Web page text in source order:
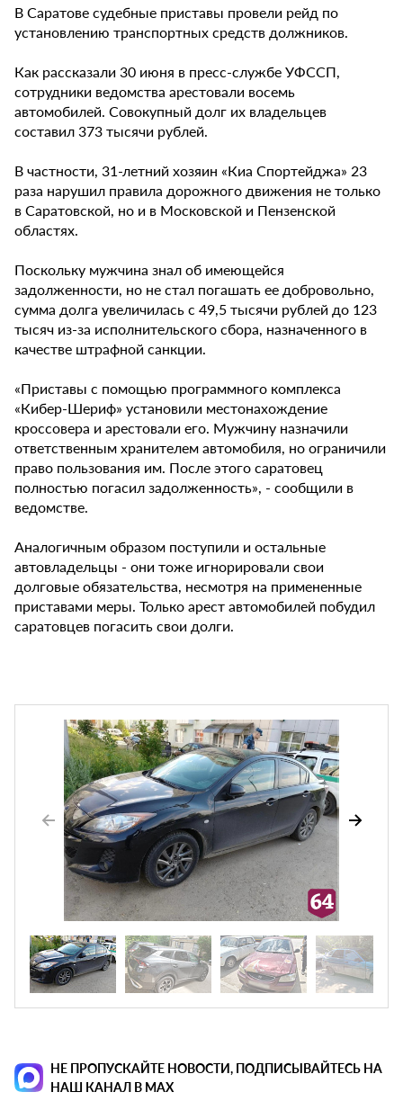
В Саратове судебные приставы провели рейд по
установлению транспортных средств должников.
Как рассказали 30 июня в пресс-службе УФССП,
сотрудники ведомства арестовали восемь
автомобилей. Совокупный долг их владельцев
составил 373 тысячи рублей.
В частности, 31-летний хозяин «Киа Спортейджа» 23
раза нарушил правила дорожного движения не только
в Саратовской, но и в Московской и Пензенской
областях.
Поскольку мужчина знал об имеющейся
задолженности, но не стал погашать ее добровольно,
сумма долга увеличилась с 49,5 тысячи рублей до 123
тысяч из-за исполнительского сбора, назначенного в
качестве штрафной санкции.
«Приставы с помощью программного комплекса
«Кибер-Шериф» установили местонахождение
кроссовера и арестовали его. Мужчину назначили
ответственным хранителем автомобиля, но ограничили
право пользования им. После этого саратовец
полностью погасил задолженность», - сообщили в
ведомстве.
Аналогичным образом поступили и остальные
автовладельцы - они тоже игнорировали свои
долговые обязательства, несмотря на примененные
приставами меры. Только арест автомобилей побудил
саратовцев погасить свои долги.
НЕ ПРОПУСКАЙТЕ НОВОСТИ, ПОДПИСЫВАЙТЕСЬ НА
НАШ КАНАЛ В MAX